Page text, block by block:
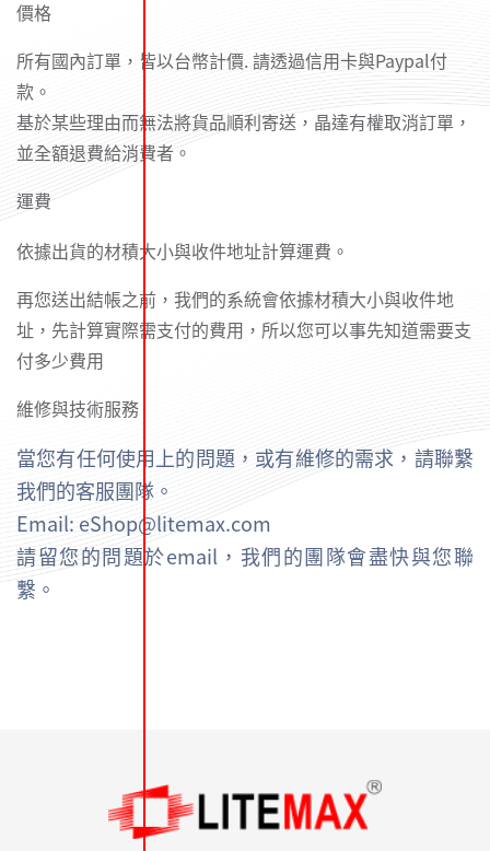
價格
所有國內訂單，皆以台幣計價. 請透過信用卡與Paypal付
款。
基於某些理由而無法將貨品順利寄送，晶達有權取消訂單，
並全額退費給消費者。
運費
依據出貨的材積大小與收件地址計算運費。
再您送出結帳之前，我們的系統會依據材積大小與收件地
址，先計算實際需支付的費用，所以您可以事先知道需要支
付多少費用
維修與技術服務
當您有任何使用上的問題，或有維修的需求，請聯繫
我們的客服團隊。
Email: eShop@litemax.com
請留您的問題於email，我們的團隊會盡快與您聯
繫。